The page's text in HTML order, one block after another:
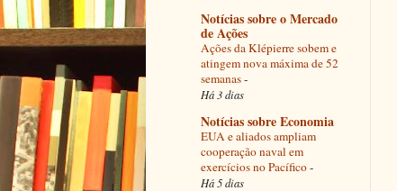
Notícias sobre o Mercado
de Ações
Ações da Klépierre sobem e
atingem nova máxima de 52
semanas-
Há 3 dias
Notícias sobre Economia
EUA e aliados ampliam
cooperação naval em
exercícios no Pacífico-
Há 5 dias